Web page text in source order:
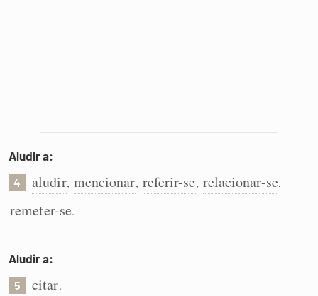
Aludir a:
4 aludir, mencionar, referir-se, relacionar-se,
remeter-se.
Aludir a:
5 citar.